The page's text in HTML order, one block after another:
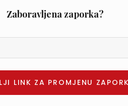
Zaboravljena zaporka?